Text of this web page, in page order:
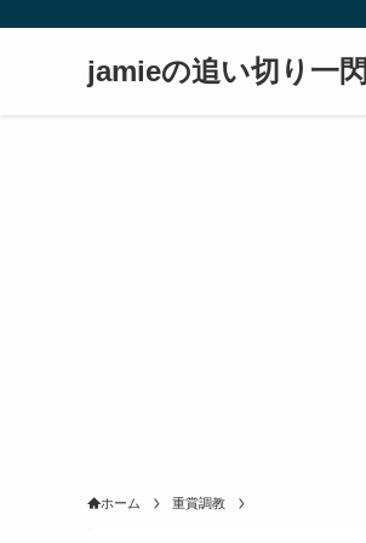
jamieの追い切り一閃
ホーム 重賞調教